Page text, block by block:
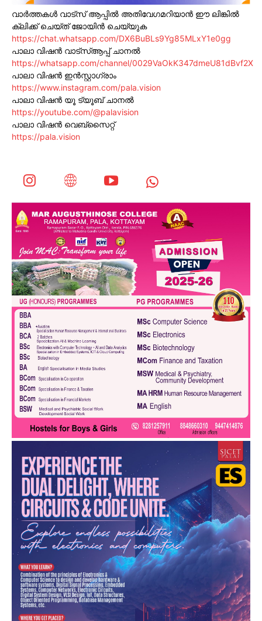
വാർത്തകൾ വാട്സ് ആപ്പിൽ അതിവേഗമറിയാൻ ഈ ലിങ്കിൽ
ക്ലിക്ക് ചെയ്ത് ജോയിൻ ചെയ്യുക
https://chat.whatsapp.com/DX6BuBLs9Yg85MLxY1e0gg
പാലാ വിഷൻ വാട്സ്ആപ്പ് ചാനൽ
https://whatsapp.com/channel/0029VaOkK347dmeU81dBvf2X
പാലാ വിഷൻ ഇൻസ്റ്റാഗ്രാം
https://www.instagram.com/pala.vision
പാലാ വിഷൻ യൂ ട്യൂബ് ചാനൽ
https://youtube.com/@palavision
പാലാ വിഷൻ വെബ്സൈറ്റ്
https://pala.vision